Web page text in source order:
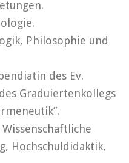
Philosophie und
des Ev.
Graduiertenkollegs
Hochschuldidaktik,